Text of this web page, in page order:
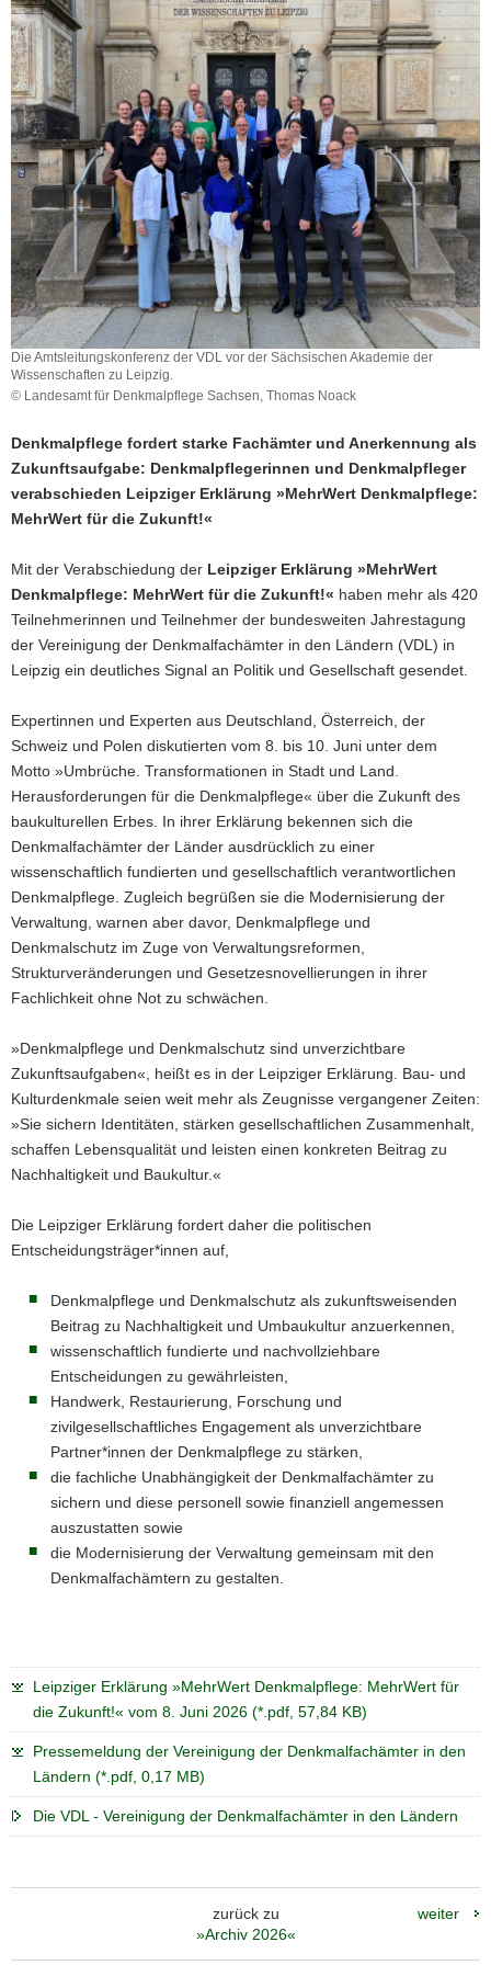
a
v
i
g
a
t
i
o
n
Die Amtsleitungskonferenz der VDL vor der Sächsischen Akademie der
Wissenschaften zu Leipzig.
© Landesamt für Denkmalpflege Sachsen, Thomas Noack
Denkmalpflege fordert starke Fachämter und Anerkennung als
Zukunftsaufgabe: Denkmalpflegerinnen und Denkmalpfleger
verabschieden Leipziger Erklärung »MehrWert Denkmalpflege:
MehrWert für die Zukunft!«
Mit der Verabschiedung der Leipziger Erklärung »MehrWert
Denkmalpflege: MehrWert für die Zukunft!« haben mehr als 420
Teilnehmerinnen und Teilnehmer der bundesweiten Jahrestagung
der Vereinigung der Denkmalfachämter in den Ländern (VDL) in
Leipzig ein deutliches Signal an Politik und Gesellschaft gesendet.
Expertinnen und Experten aus Deutschland, Österreich, der
Schweiz und Polen diskutierten vom 8. bis 10. Juni unter dem
Motto »Umbrüche. Transformationen in Stadt und Land.
Herausforderungen für die Denkmalpflege« über die Zukunft des
baukulturellen Erbes. In ihrer Erklärung bekennen sich die
Denkmalfachämter der Länder ausdrücklich zu einer
wissenschaftlich fundierten und gesellschaftlich verantwortlichen
Denkmalpflege. Zugleich begrüßen sie die Modernisierung der
Verwaltung, warnen aber davor, Denkmalpflege und
Denkmalschutz im Zuge von Verwaltungsreformen,
Strukturveränderungen und Gesetzesnovellierungen in ihrer
Fachlichkeit ohne Not zu schwächen.
»Denkmalpflege und Denkmalschutz sind unverzichtbare
Zukunftsaufgaben«, heißt es in der Leipziger Erklärung. Bau- und
Kulturdenkmale seien weit mehr als Zeugnisse vergangener Zeiten:
»Sie sichern Identitäten, stärken gesellschaftlichen Zusammenhalt,
schaffen Lebensqualität und leisten einen konkreten Beitrag zu
Nachhaltigkeit und Baukultur.«
Die Leipziger Erklärung fordert daher die politischen
Entscheidungsträger*innen auf,
Denkmalpflege und Denkmalschutz als zukunftsweisenden
Beitrag zu Nachhaltigkeit und Umbaukultur anzuerkennen,
wissenschaftlich fundierte und nachvollziehbare
Entscheidungen zu gewährleisten,
Handwerk, Restaurierung, Forschung und
zivilgesellschaftliches Engagement als unverzichtbare
Partner*innen der Denkmalpflege zu stärken,
die fachliche Unabhängigkeit der Denkmalfachämter zu
sichern und diese personell sowie finanziell angemessen
auszustatten sowie
die Modernisierung der Verwaltung gemeinsam mit den
Denkmalfachämtern zu gestalten.
Leipziger Erklärung »MehrWert Denkmalpflege: MehrWert für
die Zukunft!« vom 8. Juni 2026 (*.pdf, 57,84 KB)
Pressemeldung der Vereinigung der Denkmalfachämter in den
Ländern (*.pdf, 0,17 MB)
Die VDL - Vereinigung der Denkmalfachämter in den Ländern
zurück zu
»Archiv 2026«
weiter